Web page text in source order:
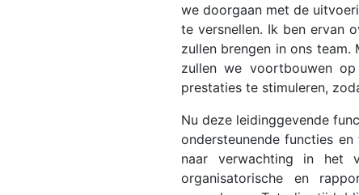
we doorgaan met de
te versnellen. Ik ben ervan
zullen brengen in ons
zullen we voortbouwen
prestaties te stimuleren,
Nu deze leidinggevende
ondersteunende functies
naar verwachting in het
organisatorische en